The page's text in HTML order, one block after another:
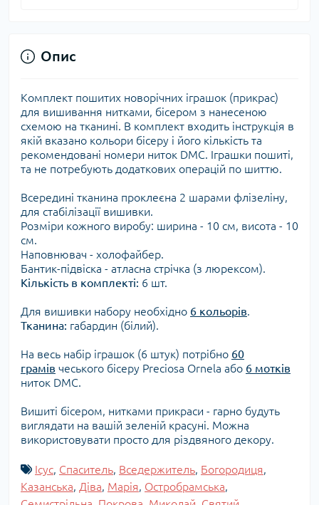
Опис
Комплект пошитих новорічних іграшок (прикрас)
для вишивання нитками, бісером з нанесеною
схемою на тканині. В комплект входить інструкція в
якій вказано кольори бісеру і його кількість та
рекомендовані номери ниток DMC. Іграшки пошиті,
та не потребують додаткових операцій по шиттю.
Всередині тканина проклеєна 2 шарами флізеліну,
для стабілізації вишивки.
Розміри кожного виробу: ширина - 10 см, висота - 10
см.
Наповнювач - холофайбер.
Бантик-підвіска - атласна стрічка (з люрексом).
Кількість в комплекті: 6 шт.
Для вишивки набору необхідно 6 кольорів.
Тканина: габардин (білий).
На весь набір іграшок (6 штук) потрібно 60
грамів чеського бісеру Preciosa Ornela або 6 мотків
ниток DMC.
Вишиті бісером, нитками прикраси - гарно будуть
виглядати на вашій зеленій красуні. Можна
використовувати просто для різдвяного декору.
Ісус, Спаситель, Вседержитель, Богородиця,
Казанська, Діва, Марія, Остробрамська,